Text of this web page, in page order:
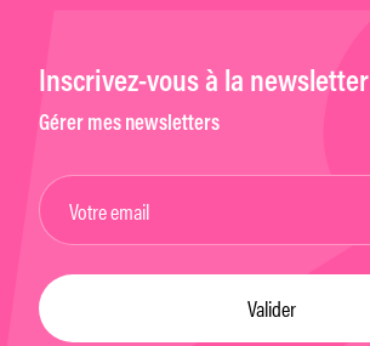
Inscrivez-vous à la newsletter
Gérer mes newsletters